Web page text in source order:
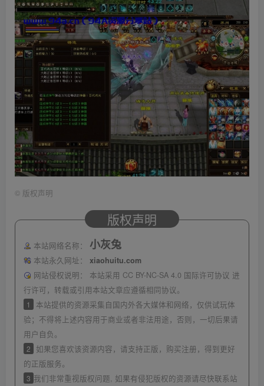
© 版权声明
版权声明
本站网络名称： 小灰兔
本站永久网址：
xiaohuitu.com
网站侵权说明：
本站采用 CC BY-NC-SA 4.0 国际许可协议 进
行许可，转载或引用本站文章应遵循相同协议。
1
本站提供的资源采集自国内外各大媒体和网络，仅供试玩体
验；不得将上述内容用于商业或者非法用途，否则，一切后果请
用户自负。
2
如果您喜欢该资源内容，请支持正版，购买注册，得到更好
的正版服务。
3 我们非常重视版权问题, 如果有侵犯版权的资源请尽快联系站